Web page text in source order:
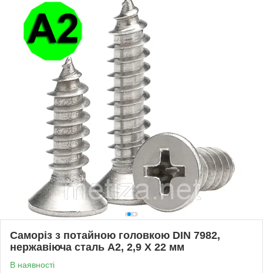
Саморіз з потайною головкою DIN 7982,
нержавіюча сталь А2, 2,9 X 22 мм
В наявності